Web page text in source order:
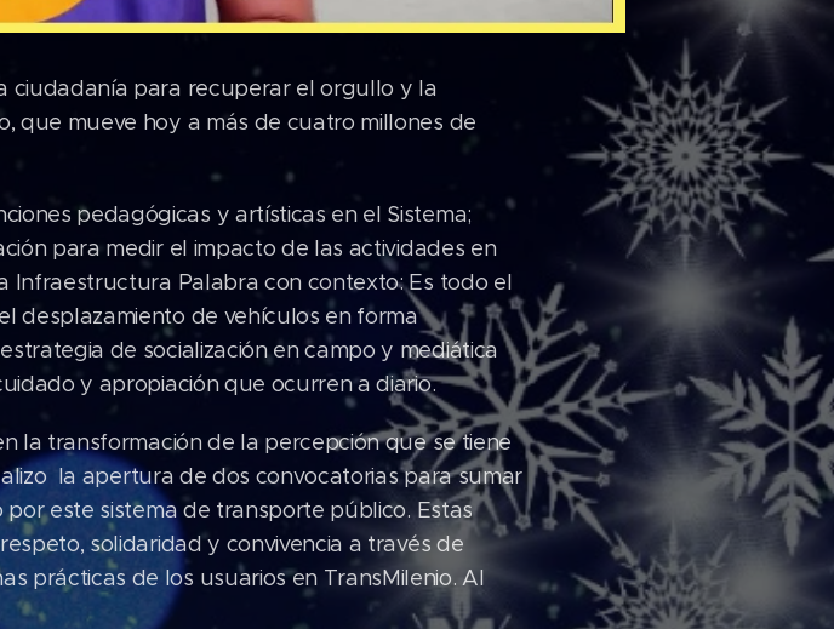
ciudadanía para recuperar el orgullo y la
que mueve hoy a más de cuatro millones de
pedagógicas y artísticas en el Sistema;
para medir el impacto de las actividades en
Infraestructura Palabra con contexto: Es todo el
desplazamiento de vehículos en forma
de socialización en campo y mediática
y apropiación que ocurren a diario.
la transformación de la percepción que se tiene
la apertura de dos convocatorias para sumar
este sistema de transporte público. Estas
solidaridad y convivencia a través de
prácticas de los usuarios en TransMilenio. Al